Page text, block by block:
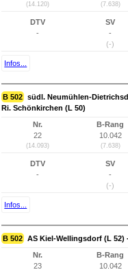
(14.120) (7.638)
DTV
-
SV
-
(-)
Infos...
B 502 südl. Neumühlen-
Ri. Schönkirchen (L 50)
Nr.
22
(14.093)
B-Rang
10.042
(7.638)
DTV
-
SV
-
(-)
Infos...
B 502 AS Kiel-Wellingsdorf (L 52)
Nr.
23
B-Rang
10.042